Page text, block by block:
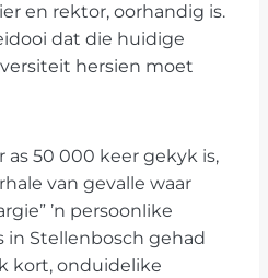
en rektor, oorhandig is.
dat die huidige
hersien moet
as 50 000 keer gekyk is,
van gevalle waar
’n persoonlike
in Stellenbosch gehad
kort, onduidelike